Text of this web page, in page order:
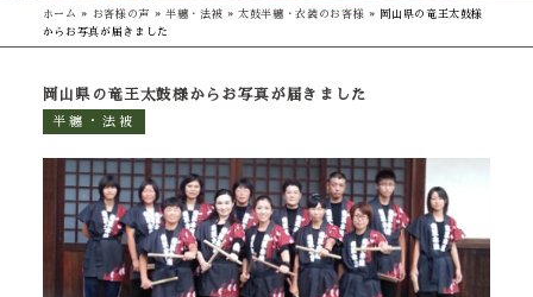
ホーム » お客様の声 » 半纏・法被 »太鼓半纏・衣装のお客様 » 岡山県の竜王太鼓様
からお写真が届きました
岡山県の竜王太鼓様からお写真が届きました
半纏・法被